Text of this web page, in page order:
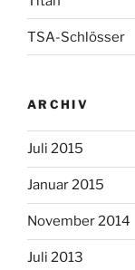
TSA-Schlösser
ARCHIV
Juli 2015
Januar 2015
November 2014
Juli 2013